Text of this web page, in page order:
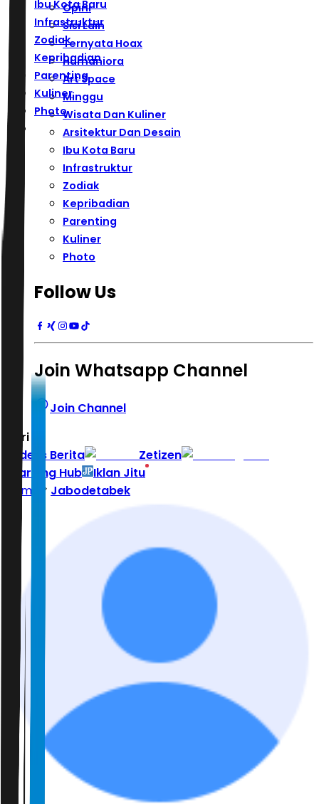
Ibu Kota Baru
Infrastruktur
Zodiak
Kepribadian
Parenting
Kuliner
Photo
Opini
Sisi Lain
Ternyata Hoax
Humaniora
Art Space
Minggu
Wisata Dan Kuliner
Arsitektur Dan Desain
Ibu Kota Baru
Infrastruktur
Zodiak
Kepribadian
Parenting
Kuliner
Photo
Follow Us
Join Whatsapp Channel
Join Channel
Hari ini
Indeks Berita
Zetizen
Learning Hub
Iklan Jitu
Home
Jabodetabek